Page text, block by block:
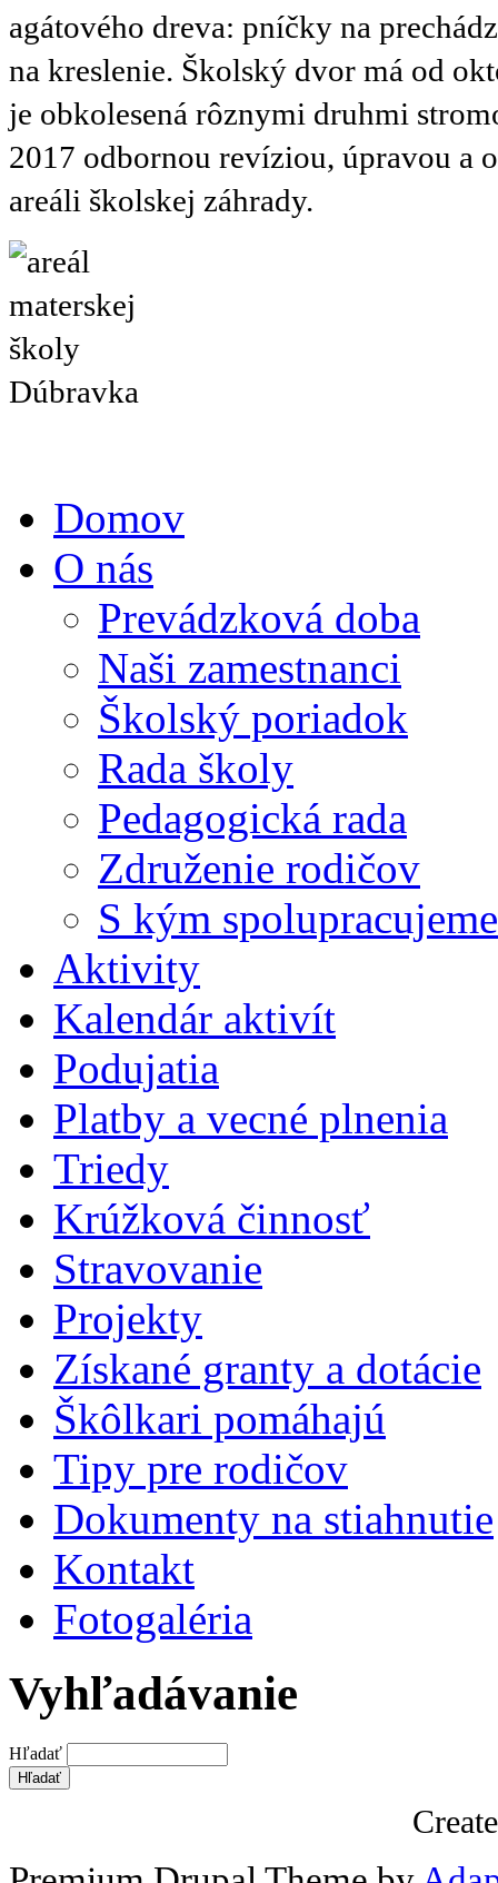
agátového dreva: pníčky na
na kreslenie. Školský dvor má od
je obkolesená rôznymi druhmi
2017 odbornou revíziou, úpravou a
areáli školskej záhrady.
Domov
O nás
Prevádzková doba
Naši zamestnanci
Školský poriadok
Rada školy
Pedagogická rada
Združenie rodičov
S kým spolupracujeme
Aktivity
Kalendár aktivít
Podujatia
Platby a vecné plnenia
Triedy
Krúžková činnosť
Stravovanie
Projekty
Získané granty a dotácie
Škôlkari pomáhajú
Tipy pre rodičov
Dokumenty na stiahnutie
Kontakt
Fotogaléria
Vyhľadávanie
Hľadať